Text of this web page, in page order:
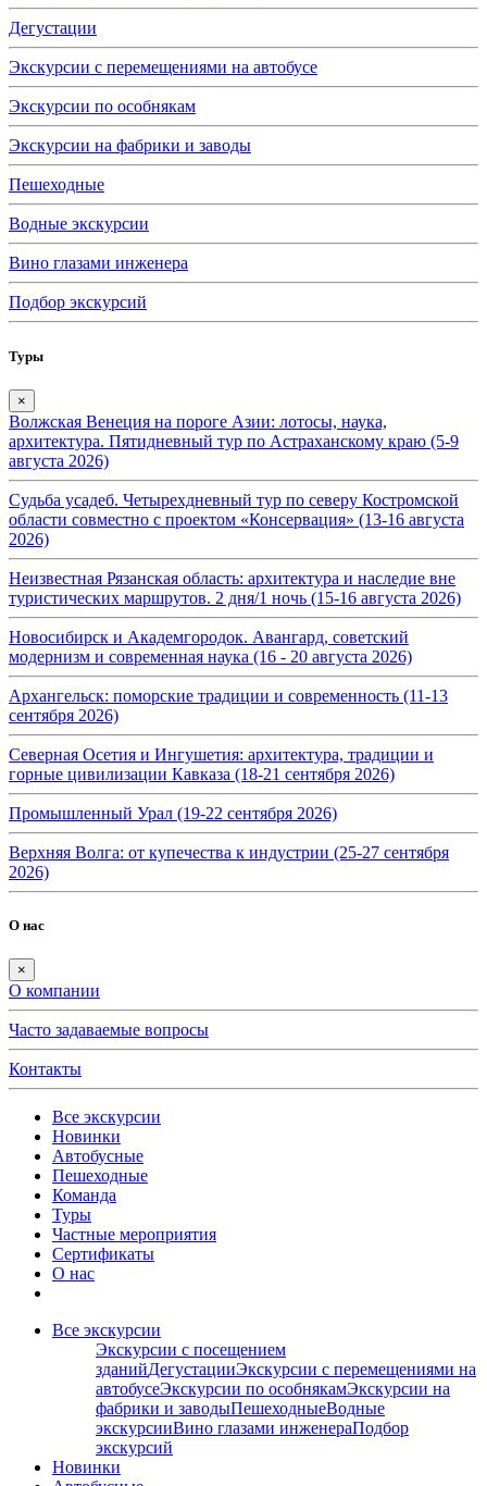
Дегустации
Экскурсии с перемещениями на автобусе
Экскурсии по особнякам
Экскурсии на фабрики и заводы
Пешеходные
Водные экскурсии
Вино глазами инженера
Подбор экскурсий
Туры
×
Волжская Венеция на пороге Азии: лотосы, наука,
архитектура. Пятидневный тур по Астраханскому краю (5-9
августа 2026)
Судьба усадеб. Четырехдневный тур по северу Костромской
области совместно с проектом «Консервация» (13-16 августа
2026)
Неизвестная Рязанская область: архитектура и наследие вне
туристических маршрутов. 2 дня/1 ночь (15-16 августа 2026)
Новосибирск и Академгородок. Авангард, советский
модернизм и современная наука (16 - 20 августа 2026)
Архангельск: поморские традиции и современность (11-13
сентября 2026)
Северная Осетия и Ингушетия: архитектура, традиции и
горные цивилизации Кавказа (18-21 сентября 2026)
Промышленный Урал (19-22 сентября 2026)
Верхняя Волга: от купечества к индустрии (25-27 сентября
2026)
О нас
×
О компании
Часто задаваемые вопросы
Контакты
Все экскурсии
Новинки
Автобусные
Пешеходные
Команда
Туры
Частные мероприятия
Сертификаты
О нас
Все экскурсии
Экскурсии с посещением
зданийДегустацииЭкскурсии с перемещениями на
автобусеЭкскурсии по особнякамЭкскурсии на
фабрики и заводыПешеходныеВодные
экскурсииВино глазами инженераПодбор
экскурсий
Новинки